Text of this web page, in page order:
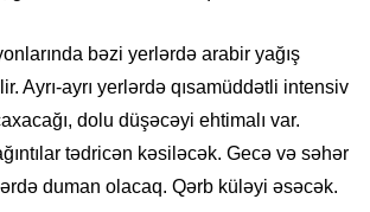
bəzi yerlərdə arabir yağış
Ayrı-ayrı yerlərdə qısamüddətli intensiv
dolu düşəcəyi ehtimalı var.
tədricən kəsiləcək. Gecə və səhər
duman olacaq. Qərb küləyi əsəcək.